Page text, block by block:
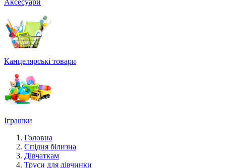
Аксесуари
Канцелярські товари
Іграшки
Головна
Спідня білизна
Дівчаткам
Труси для дівчинки